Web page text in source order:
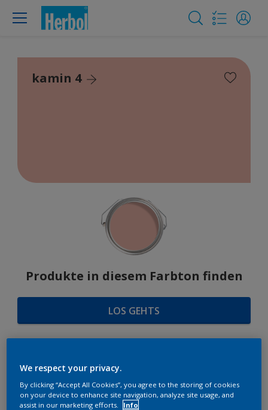
kamin 4
Produkte in diesem Farbton finden
LOS GEHTS
FARBAUSWAHL
We respect your privacy.
By clicking “Accept All Cookies”, you agree to the storing of cookies
on your device to enhance site navigation, analyze site usage, and
assist in our marketing efforts.
Info